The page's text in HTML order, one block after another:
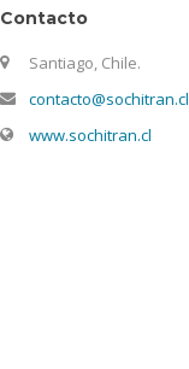
Contacto
Santiago, Chile.
contacto@sochitran.cl
www.sochitran.cl